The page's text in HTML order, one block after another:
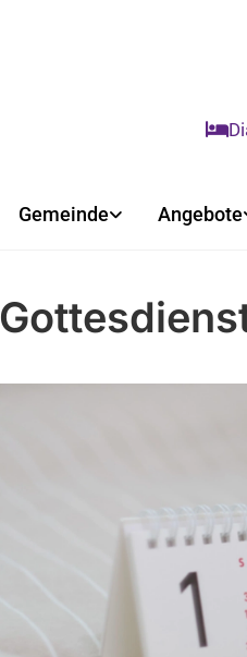

Gemeinde Angebote